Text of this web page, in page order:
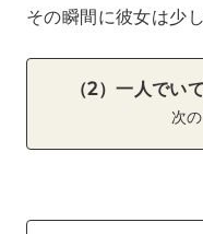
その瞬間に彼女は少
（2）一人でい
次